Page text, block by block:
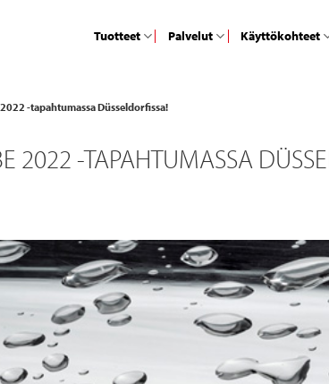
Tuotteet Palvelut Käyttökohteet
-tapahtumassa Düsseldorfissa!
2022 -TAPAHTUMASSA